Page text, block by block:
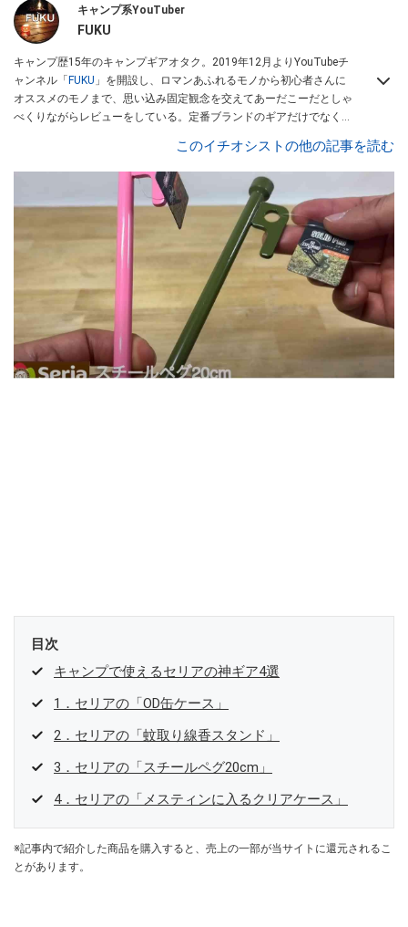
キャンプ系YouTuber
FUKU
キャンプ歴15年のキャンプギアオタク。2019年12月よりYouTubeチ
ャンネル「 FUKU 」を開設し、ロマンあふれるモノから初心者さんに
オススメのモノまで、思い込み固定観念を交えてあーだこーだとしゃ
べくりながらレビューをしている。定番ブランドのギアだけでなく
このイチオシストの他の記事を読む
目次
キャンプで使えるセリアの神ギア4選
1．セリアの「OD缶ケース」
2．セリアの「蚊取り線香スタンド」
3．セリアの「スチールペグ20cm」
4．セリアの「メスティンに入るクリアケース」
※記事内で紹介した商品を購入すると、売上の一部が当サイトに還元されるこ
とがあります。